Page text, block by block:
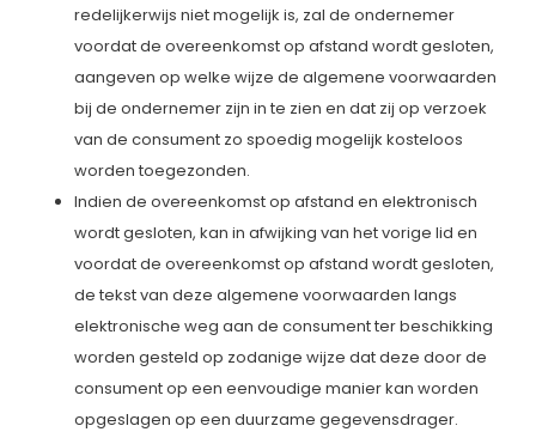
redelijkerwijs niet mogelijk is, zal de ondernemer
voordat de overeenkomst op afstand wordt gesloten,
aangeven op welke wijze de algemene voorwaarden
bij de ondernemer zijn in te zien en dat zij op verzoek
van de consument zo spoedig mogelijk kosteloos
worden toegezonden.
Indien de overeenkomst op afstand en elektronisch
wordt gesloten, kan in afwijking van het vorige lid en
voordat de overeenkomst op afstand wordt gesloten,
de tekst van deze algemene voorwaarden langs
elektronische weg aan de consument ter beschikking
worden gesteld op zodanige wijze dat deze door de
consument op een eenvoudige manier kan worden
opgeslagen op een duurzame gegevensdrager.